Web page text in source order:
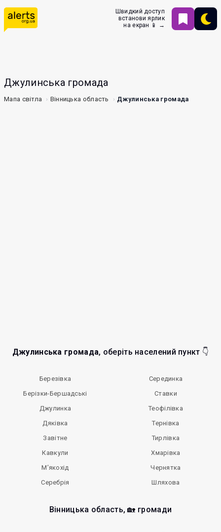
Швидкий доступ
встанови ярлик
на екран 📱 →
Джулинська громада
Мапа світла Вінницька область Джулинська громада
Джулинська громада, оберіть населений пункт 👇
Березівка
Берізки-Бершадські
Джулинка
Дяківка
Завітне
Кавкули
М’якохід
Серебрія
Серединка
Ставки
Теофілівка
Тернівка
Тирлівка
Хмарівка
Чернятка
Шляхова
Вінницька область, 🏡 громади